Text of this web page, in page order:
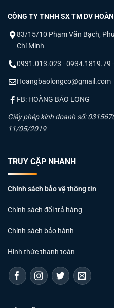
CÔNG TY TNHH SX TM DV
83/15/10 Phạm Văn Bạch,
Chí Minh
0931.013.023 - 0934.1819.79
Hoangbaolongco@gmail.com
FB: HOÀNG BẢO LONG
Giấy phép kinh doanh số:
11/05/2019
TRUY CẬP NHANH
Chính sách bảo vệ thông tin
Chính sách đổi trả hàng
Chính sách bảo hành
Hình thức thanh toán